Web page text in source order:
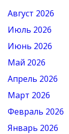
Август 2026
Июль 2026
Июнь 2026
Май 2026
Апрель 2026
Март 2026
Февраль 2026
Январь 2026